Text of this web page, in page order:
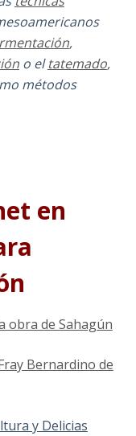
,
o eltatemado,
métodos
en
obra de Sahagún
Bernardino de
y Delicias